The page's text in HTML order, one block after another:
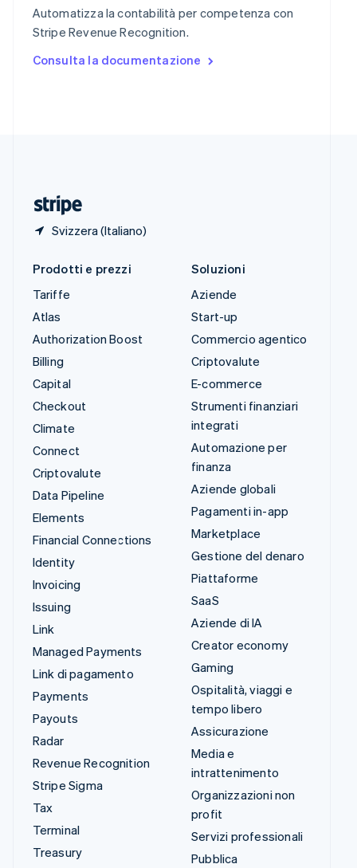
Automatizza la contabilità per competenza con
Stripe Revenue Recognition.
Consulta la documentazione
Svizzera (Italiano)
Spagna
EspañolEnglish
English Español简体中文
Prodotti e prezzi
Tariffe
Atlas
Authorization Boost
Billing
Capital
Checkout
Climate
Connect
Criptovalute
Data Pipeline
Elements
Financial Connections
Identity
Invoicing
Issuing
Link
Managed Payments
Link di pagamento
Payments
Payouts
Radar
Revenue Recognition
Stripe Sigma
Tax
Terminal
Treasury
Soluzioni
Aziende
Start-up
Commercio agentico
Criptovalute
E-commerce
Strumenti finanziari
integrati
Automazione per
finanza
Aziende globali
Pagamenti in-app
Marketplace
Gestione del denaro
Piattaforme
SaaS
Aziende di IA
Creator economy
Gaming
Ospitalità, viaggi e
tempo libero
Assicurazione
Media e
intrattenimento
Organizzazioni non
profit
Servizi professionali
Pubblica